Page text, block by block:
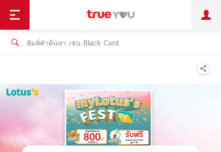
ลูกค้าบุคคล ลูกค้าองค์กร
ช้อป
เทรนด์เทคโนโลยี